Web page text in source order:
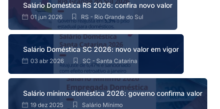
Salário Doméstica RS 2026: confira novo valor
01 jun 2026 RS - Rio Grande do Sul
Salário Doméstica SC 2026: novo valor em vigor
03 abr 2026 SC - Santa Catarina
Salário mínimo doméstica 2026: governo confirma valor
19 dez 2025 Salário Mínimo